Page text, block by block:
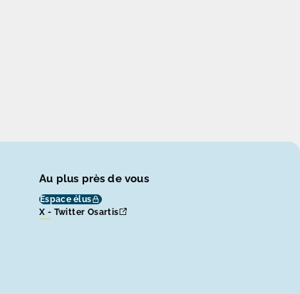
Au plus près de vous
Espace élus
X - Twitter Osartis